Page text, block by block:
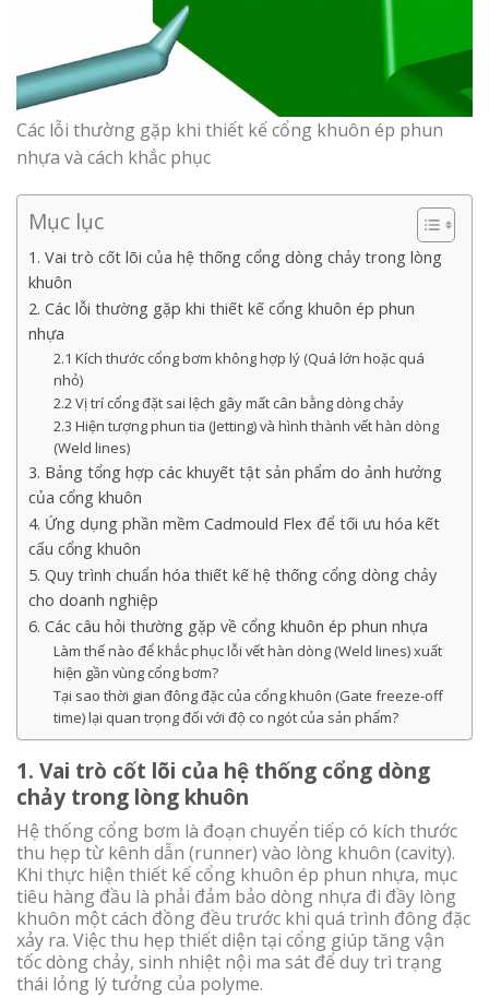
Các lỗi thường gặp khi thiết kế cổng khuôn ép phun
nhựa và cách khắc phục
Mục lục
1. Vai trò cốt lõi của hệ thống cổng dòng chảy trong lòng
khuôn
2. Các lỗi thường gặp khi thiết kế cổng khuôn ép phun
nhựa
2.1 Kích thước cổng bơm không hợp lý (Quá lớn hoặc quá
nhỏ)
2.2 Vị trí cổng đặt sai lệch gây mất cân bằng dòng chảy
2.3 Hiện tượng phun tia (Jetting) và hình thành vết hàn dòng
(Weld lines)
3. Bảng tổng hợp các khuyết tật sản phẩm do ảnh hưởng
của cổng khuôn
4. Ứng dụng phần mềm Cadmould Flex để tối ưu hóa kết
cấu cổng khuôn
5. Quy trình chuẩn hóa thiết kế hệ thống cổng dòng chảy
cho doanh nghiệp
6. Các câu hỏi thường gặp về cổng khuôn ép phun nhựa
Làm thế nào để khắc phục lỗi vết hàn dòng (Weld lines) xuất
hiện gần vùng cổng bơm?
Tại sao thời gian đông đặc của cổng khuôn (Gate freeze-off
time) lại quan trọng đối với độ co ngót của sản phẩm?
1. Vai trò cốt lõi của hệ thống cổng dòng
chảy trong lòng khuôn
Hệ thống cổng bơm là đoạn chuyển tiếp có kích thước
thu hẹp từ kênh dẫn (runner) vào lòng khuôn (cavity).
Khi thực hiện thiết kế cổng khuôn ép phun nhựa, mục
tiêu hàng đầu là phải đảm bảo dòng nhựa đi đầy lòng
khuôn một cách đồng đều trước khi quá trình đông đặc
xảy ra. Việc thu hẹp thiết diện tại cổng giúp tăng vận
tốc dòng chảy, sinh nhiệt nội ma sát để duy trì trạng
thái lỏng lý tưởng của polyme.